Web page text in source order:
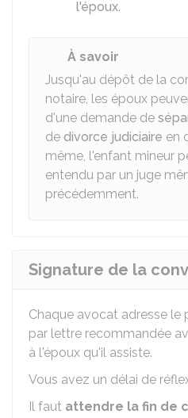
l'époux.
À savoir
Jusqu'au dépôt de la
notaire, les époux
d'une demande de
de divorce judiciaire en
même, l'enfant mineur
entendu par un juge
précédemment.
Signature de la
Chaque avocat adresse le
par lettre recommandée
à l'époux qu'il assiste.
Vous avez un délai de
Il faut attendre la fin de